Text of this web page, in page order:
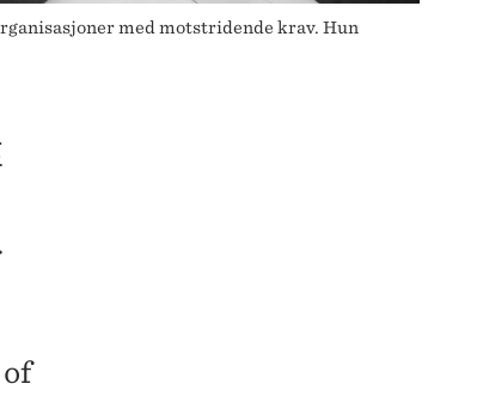
med motstridende krav. Hun